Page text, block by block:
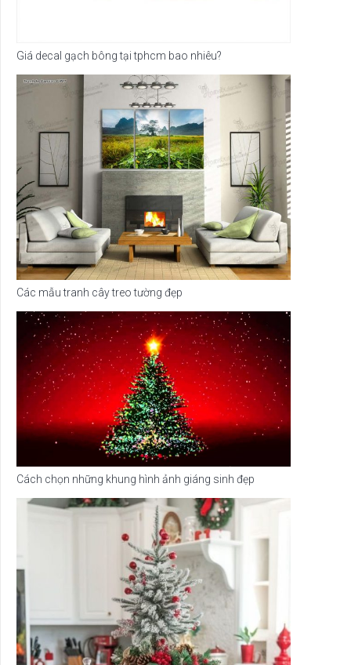
Giá decal gạch bông tại tphcm bao nhiêu?
Các mẫu tranh cây treo tường đẹp
Cách chọn những khung hình ảnh giáng sinh đẹp